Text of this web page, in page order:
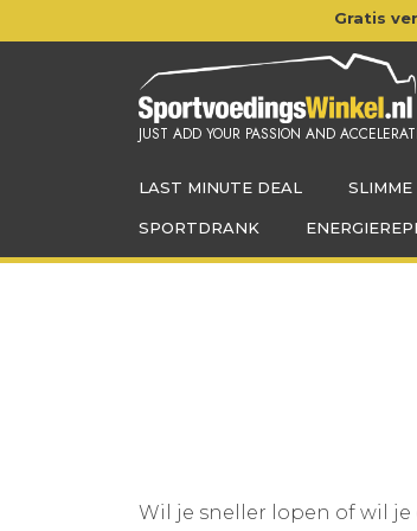
naar
Gratis
JUST ADD YOUR PASSION AND
LAST MINUTE DEAL SLIMME
SPORTDRANK
Wil je sneller lopen of wil je